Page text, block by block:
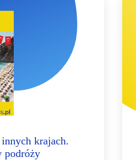
krajach.
podróży